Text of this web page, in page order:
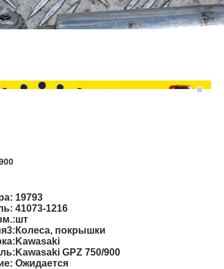
19793
41073-1216
шт
Колеса, покрышки
Kawasaki
Kawasaki GPZ 750/900
Ожидается